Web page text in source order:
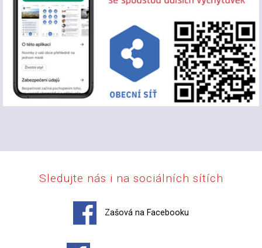
Sledujte nás i na sociálních sítích
Zašová na Facebooku